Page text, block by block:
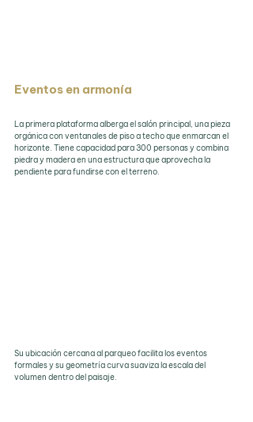
Eventos en armonía
La primera plataforma alberga el salón principal, una pieza
orgánica con ventanales de piso a techo que enmarcan el
horizonte. Tiene capacidad para 300 personas y combina
piedra y madera en una estructura que aprovecha la
pendiente para fundirse con el terreno.
Su ubicación cercana al parqueo facilita los eventos
formales y su geometría curva suaviza la escala del
volumen dentro del paisaje.